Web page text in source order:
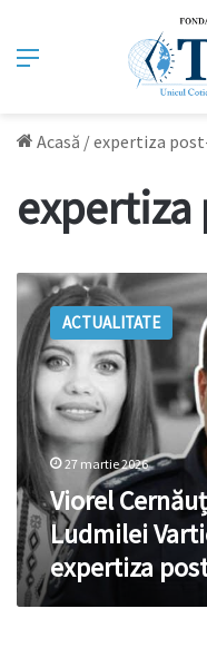
Meniu
Acasă /expertiza
Viorel
Cernăuțeanu:
În
cazul
Ludmilei
Vartic
fi
dispusă
expertiza
post-
mortem
ACTUALITATE
27 martie 2026
Viorel
Ludmilei
expertiza